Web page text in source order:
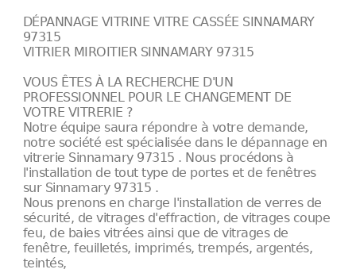
DÉPANNAGE VITRINE VITRE CASSÉE SINNAMARY
97315
VITRIER MIROITIER SINNAMARY 97315
VOUS ÊTES À LA RECHERCHE D'UN
PROFESSIONNEL POUR LE CHANGEMENT DE
VOTRE VITRERIE ?
Notre équipe saura répondre à votre demande,
notre société est spécialisée dans le dépannage en
vitrerie Sinnamary 97315 . Nous procédons à
l'installation de tout type de portes et de fenêtres
sur Sinnamary 97315 .
Nous prenons en charge l'installation de verres de
sécurité, de vitrages d'effraction, de vitrages coupe
feu, de baies vitrées ainsi que de vitrages de
fenêtre, feuilletés, imprimés, trempés, argentés,
teintés,